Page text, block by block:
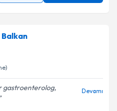
Balkan
gastroenterolog,
Devamı